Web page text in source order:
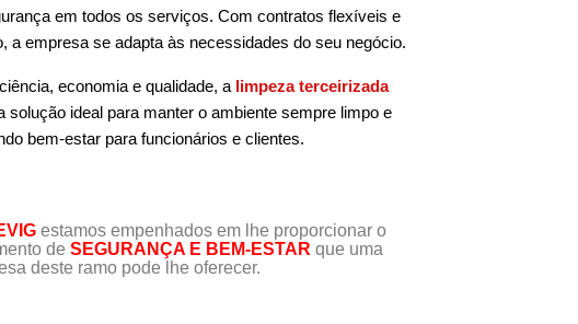
em todos os serviços. Com contratos flexíveis e
a empresa se adapta às necessidades do seu negócio.
economia e qualidade, a limpeza terceirizada
solução ideal para manter o ambiente sempre limpo e
bem-estar para funcionários e clientes.
estamos empenhados em lhe proporcionar o
de SEGURANÇA E BEM-ESTAR que uma
deste ramo pode lhe oferecer.